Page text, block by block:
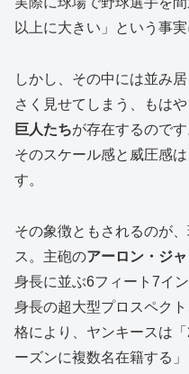
以上に大きい」という事
しかし、その中には並み
さく見せてしまう、もはや
巨人たちが存在するので
そのスケール感と威圧感
す。
その象徴ともされるのが
ス。主砲のアーロン・ジ
身長に並ぶ6フィート7イ
身長の超大型プロスペクト
格により、ヤンキースは
ーズンに複数名在籍する